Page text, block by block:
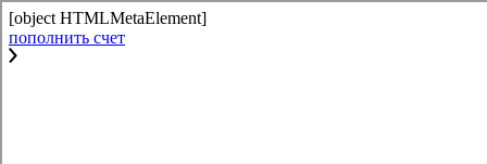
[object HTMLMetaElement]
пополнить счет